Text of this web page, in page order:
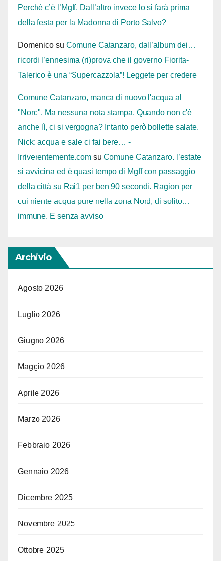
Perché c’è l’Mgff. Dall’altro invece lo si farà prima
della festa per la Madonna di Porto Salvo?
Domenico su Comune Catanzaro, dall’album dei…
ricordi l’ennesima (ri)prova che il governo Fiorita-
Talerico è una “Supercazzola”! Leggete per credere
Comune Catanzaro, manca di nuovo l'acqua al
"Nord". Ma nessuna nota stampa. Quando non c'è
anche lì, ci si vergogna? Intanto però bollette salate.
Nick: acqua e sale ci fai bere… -
Irriverentemente.com su Comune Catanzaro, l’estate
si avvicina ed è quasi tempo di Mgff con passaggio
della città su Rai1 per ben 90 secondi. Ragion per
cui niente acqua pure nella zona Nord, di solito…
immune. E senza avviso
Archivio
Agosto 2026
Luglio 2026
Giugno 2026
Maggio 2026
Aprile 2026
Marzo 2026
Febbraio 2026
Gennaio 2026
Dicembre 2025
Novembre 2025
Ottobre 2025